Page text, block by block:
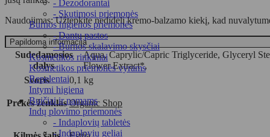
- Dezodorantai
- Skutimosi priemonės
Burnos higienos priemonės
- Dantų pastos
- Burnos skalavimo skysčiai
Kosmetikos rinkiniai
Kosmetikos priemonės vyrams
Repelentai
Intymi higiena
Buičiai ir namams
Indų plovimo priemonės
- Indaplovių tabletės
- Indaplovių geliai
Naudojimas: Užtepkite nedidelį kremo-balzamo kiekį, kad
Papildoma informacija
Sudedamosios
dalys
Aqua, Caprylic/Capric Triglyceride, Glyceryl
Flower Extract*,
Svoris
0,1 kg
Prekės ženklas Organic Shop